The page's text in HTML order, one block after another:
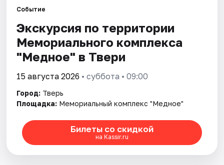
Города
Площадки
Артисты
Рейтинги
Событие
Экскурсия по территории
Мемориального комплекса
"Медное" в Твери
15 августа 2026 • суббота • 09:00
Город: Тверь
Площадка: Мемориальный комплекс "Медное"
Билеты со скидкой
на Kassir.ru